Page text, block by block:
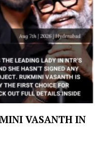
VASANTH IN